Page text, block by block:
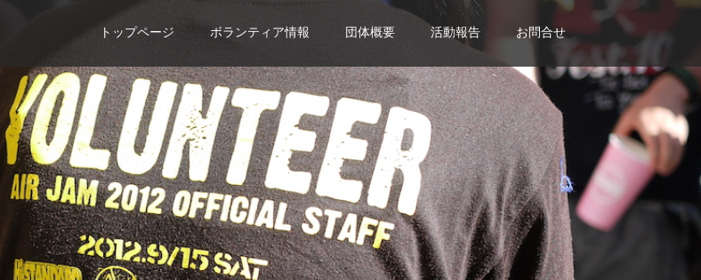
トップページ ボランティア情報 団体概要 活動報告 お問合せ